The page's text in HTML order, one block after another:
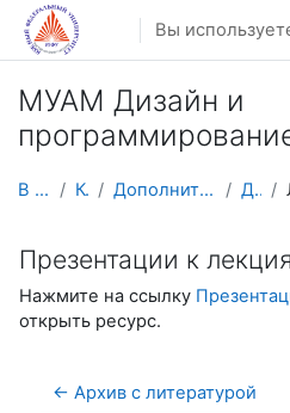
Перейти к основному
Вы
МУАМ Дизайн и
В начало Курсы Дополнительное образование ДиПВеб
Презентации к
Нажмите на ссылку
открыть ресурс.
← Архив с литературой